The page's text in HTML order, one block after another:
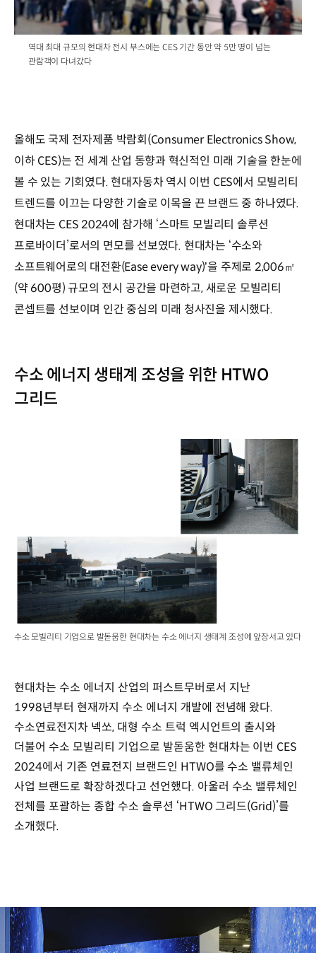
/
역대 최대 규모의 현대차 전시 부스에는 CES 기간 동안 약 5만 명이 넘는
관람객이 다녀갔다
올해도국제 전자제품 박람회 (Consumer Electronics Show,
이하CES)는 전 세계 산업 동향과 혁신적인 미래 기술을 한눈에
볼 수 있는 기회였다. 현대자동차 역시 이번 CES에서 모빌리티
트렌드를 이끄는 다양한 기술로 이목을 끈 브랜드 중 하나였다.
현대차는 CES 2024에 참가해 ‘스마트 모빌리티 솔루션
프로바이더’로서의 면모를 선보였다. 현대차는 ‘수소와
소프트웨어로의 대전환(Ease every way)’을 주제로 2,006㎡
(약 600평)규모의 전시 공간을 마련하고, 새로운 모빌리티
콘셉트를 선보이며 인간 중심의 미래 청사진을 제시했다.
수소 에너지 생태계 조성을 위한 HTWO
그리드
수소 모빌리티 기업으로 발돋움한 현대차는 수소 에너지 생태계 조성에 앞장서고 있다
현대차는 수소 에너지 산업의 퍼스트무버로서 지난
1998년부터 현재까지 수소 에너지 개발에 전념해 왔다.
수소연료전지차 넥쏘, 대형 수소 트럭 엑시언트의 출시와
더불어 수소 모빌리티 기업으로 발돋움한 현대차는 이번 CES
2024에서 기존 연료전지 브랜드인 HTWO를 수소 밸류체인
사업 브랜드로 확장하겠다고 선언했다. 아울러 수소 밸류체인
전체를 포괄하는 종합 수소 솔루션 ‘HTWO 그리드(Grid)’를
소개했다.